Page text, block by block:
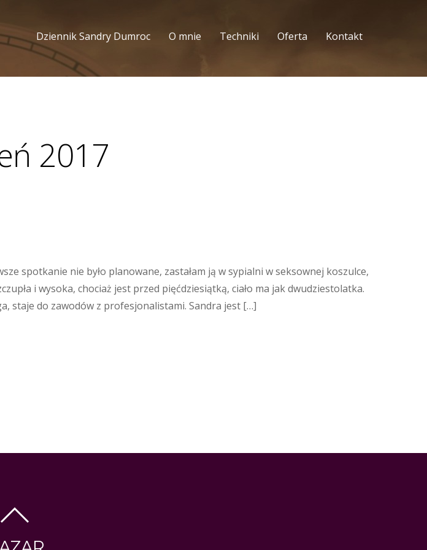
Dziennik Sandry Dumroc O mnie Techniki Oferta Kontakt
2017
spotkanie nie było planowane, zastałam ją w sypialni w seksownej koszulce,
i wysoka, chociaż jest przed pięćdziesiątką, ciało ma jak dwudziestolatka.
staje do zawodów z profesjonalistami. Sandra jest […]